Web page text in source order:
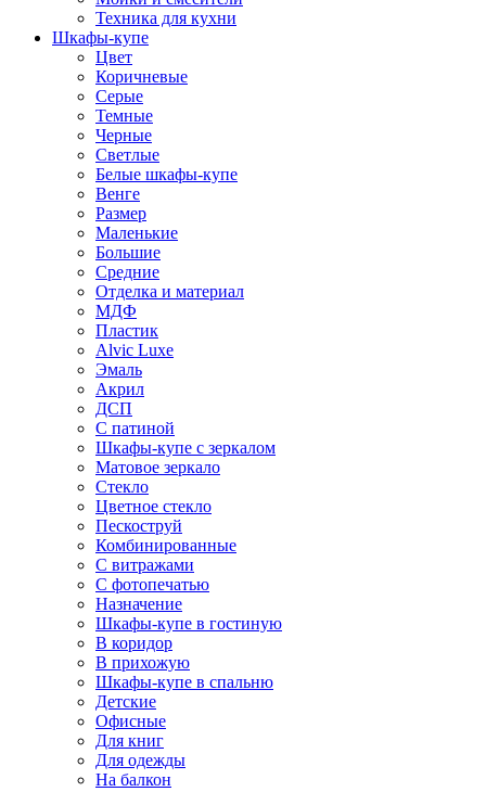
Техника для кухни
Шкафы-купе
Цвет
Коричневые
Серые
Темные
Черные
Светлые
Белые шкафы-купе
Венге
Размер
Маленькие
Большие
Средние
Отделка и материал
МДФ
Пластик
Alvic Luxe
Эмаль
Акрил
ДСП
С патиной
Шкафы-купе с зеркалом
Матовое зеркало
Стекло
Цветное стекло
Пескоструй
Комбинированные
С витражами
С фотопечатью
Назначение
Шкафы-купе в гостиную
В коридор
В прихожую
Шкафы-купе в спальню
Детские
Офисные
Для книг
Для одежды
На балкон